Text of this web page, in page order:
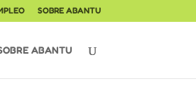
SOBRE ABANTU
ABANTU